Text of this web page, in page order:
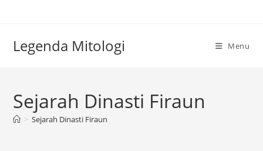
Legenda Mitologi Menu
Sejarah Dinasti Firaun
> Sejarah Dinasti Firaun